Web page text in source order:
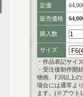
定価
販売価格
購入数
サイズ
・作品表記サイ
・受注後制作開
物画、F20以上
場合には通常よ
ます。(※アウト